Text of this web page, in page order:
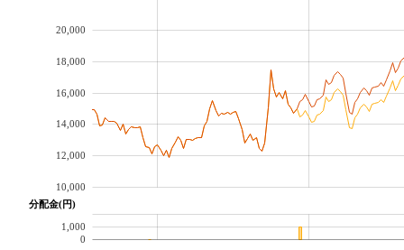
10,000
12,000
14,000
16,000
18,000
20,000
分配金(円)
0
1,000